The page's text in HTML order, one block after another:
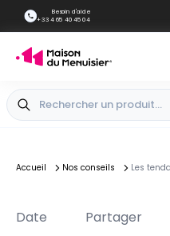
Besoin d'aide
+33 4 65 40 45 04
Accueil Nos conseils Les
Date
Partager